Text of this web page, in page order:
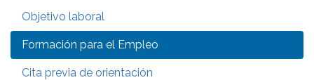
Objetivo laboral
Formación para el Empleo
Cita previa de orientación